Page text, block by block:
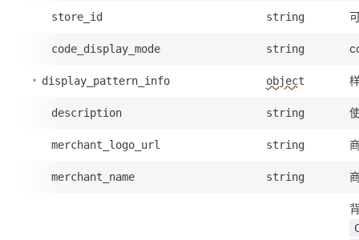
store_id string
code_display_mode string
display_pattern_info object
description string
merchant_logo_url string
merchant_name string